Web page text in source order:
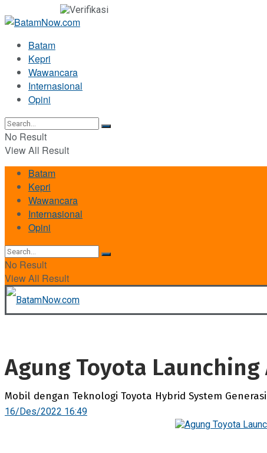
Batam
Kepri
Wawancara
Internasional
Opini
No Result
View All Result
Batam
Kepri
Wawancara
Internasional
Opini
No Result
View All Result
Agung Toyota
Mobil dengan Teknologi Toyota Hybrid System
16/Des/2022 16:49